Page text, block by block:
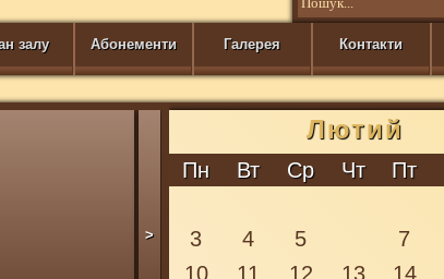
залу Абонементи Галерея Контакти
Купити квиток
>
Лютий
Пн Вт Ср Чт Пт
3
4 5 7
10
11 12 13 14